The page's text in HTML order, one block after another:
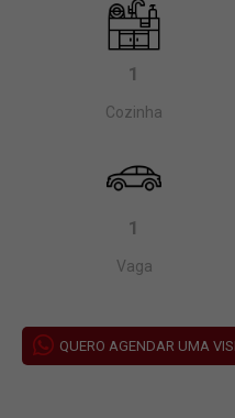
1
Cozinha
1
Vaga
QUERO AGENDAR UMA